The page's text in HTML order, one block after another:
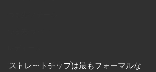
縫い・その他 修理
ストレートチップは最もフォーマルな